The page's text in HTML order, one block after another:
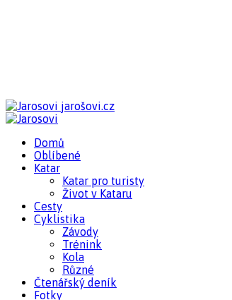
jarošovi.cz
Domů
Oblíbené
Katar
Katar pro turisty
Život v Kataru
Cesty
Cyklistika
Závody
Trénink
Kola
Různé
Čtenářský deník
Fotky